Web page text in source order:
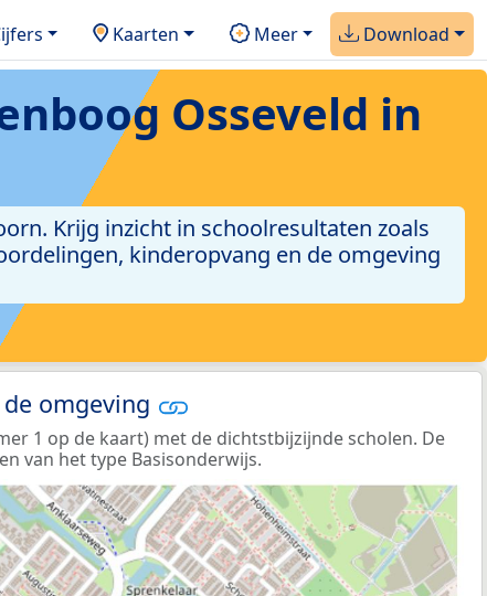
Kaarten Meer Download
Osseveld in
Krijg inzicht in schoolresultaten zoals
kinderopvang en de omgeving
omgeving
1 op de kaart) met de dichtstbijzijnde scholen. De
van het type Basisonderwijs.